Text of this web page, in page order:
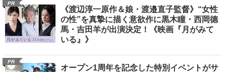
PR
《渡辺淳一原作＆娘・渡邉直子監督》“女性
の性”を真摯に描く意欲作に黒木瞳・西岡德
馬・吉田羊が出演決定！《映画『月がみて
いる』》
PR
オープン1周年を記念した特別イベントがサ